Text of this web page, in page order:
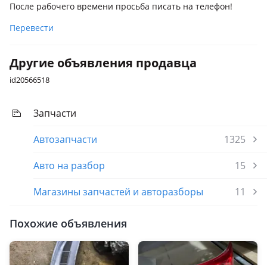
После рабочего времени просьба писать на телефон!
Перевести
Другие объявления продавца
id20566518
Запчасти
Автозапчасти
1325
Авто на разбор
15
Магазины запчастей и авторазборы
11
Похожие объявления